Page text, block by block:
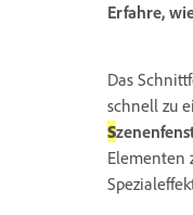
Erfahre,
Das
schnell zu
S
Elementen